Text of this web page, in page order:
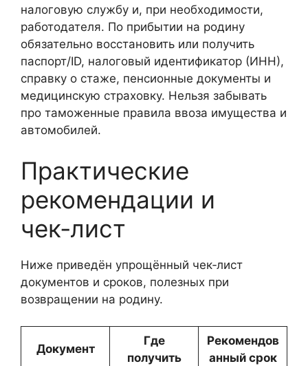
налоговую службу и, при необходимости,
работодателя. По прибытии на родину
обязательно восстановить или получить
паспорт/ID, налоговый идентификатор (ИНН),
справку о стаже, пенсионные документы и
медицинскую страховку. Нельзя забывать
про таможенные правила ввоза имущества и
автомобилей.
Практические
рекомендации и
чек‑лист
Ниже приведён упрощённый чек‑лист
документов и сроков, полезных при
возвращении на родину.
Документ
Где
получить
Рекомендов
анный срок